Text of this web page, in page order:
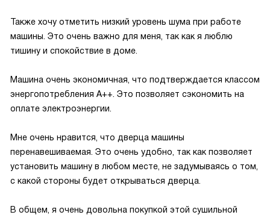
Также хочу отметить низкий уровень шума при работе
машины. Это очень важно для меня, так как я люблю
тишину и спокойствие в доме.
Машина очень экономичная, что подтверждается классом
энергопотребления A++. Это позволяет сэкономить на
оплате электроэнергии.
Мне очень нравится, что дверца машины
перенавешиваемая. Это очень удобно, так как позволяет
установить машину в любом месте, не задумываясь о том,
с какой стороны будет открываться дверца.
В общем, я очень довольна покупкой этой сушильной